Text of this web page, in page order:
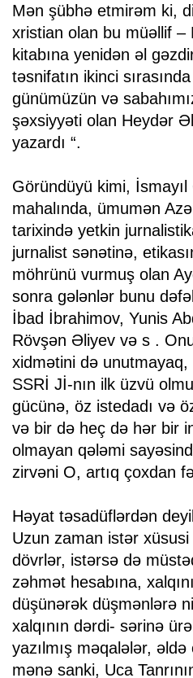
Mən şübhə etmirəm ki,
xristian olan bu müəllif –
kitabına yenidən əl
təsnifatın ikinci
günümüzün və
şəxsiyyəti olan Heydər
yazardı “.
Göründüyü kimi,
mahalında, ümumən
tarixində yetkin
jurnalist sənətinə,
möhrünü vurmuş olan
sonra gələnlər bunu
İbad İbrahimov, Yunis
Rövşən Əliyev və s .
xidmətini də unutmayaq,
SSRİ Jİ-nın ilk üzvü
gücünə, öz istedadı və
və bir də heç də hər bir
olmayan qələmi
zirvəni O, artıq çoxdan
Həyat təsadüflərdən
Uzun zaman istər
dövrlər, istərsə də
zəhmət hesabına,
düşünərək düşmənlərə
xalqının dərdi- sərinə
yazılmış məqalələr,
mənə sanki, Uca